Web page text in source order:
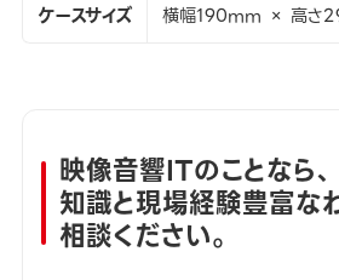
ケースサイズ
横幅190mm × 高さ
映像音響ITのことなら、
知識と現場経験豊富な
相談ください。